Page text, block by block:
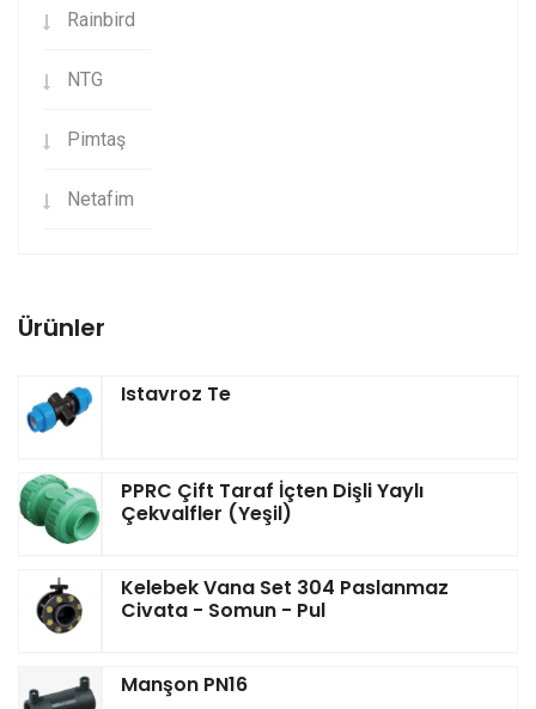
Rainbird
NTG
Pimtaş
Netafim
Ürünler
Istavroz Te
PPRC Çift Taraf İçten Dişli Yaylı
Çekvalfler (Yeşil)
Kelebek Vana Set 304 Paslanmaz
Civata - Somun - Pul
Manşon PN16